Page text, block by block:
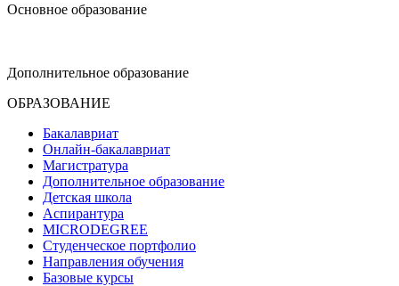
Основное образование
Дополнительное образование
ОБРАЗОВАНИЕ
Бакалавриат
Онлайн-бакалавриат
Магистратура
Дополнительное образование
Детская школа
Аспирантура
MICRODEGREE
Студенческое портфолио
Направления обучения
Базовые курсы